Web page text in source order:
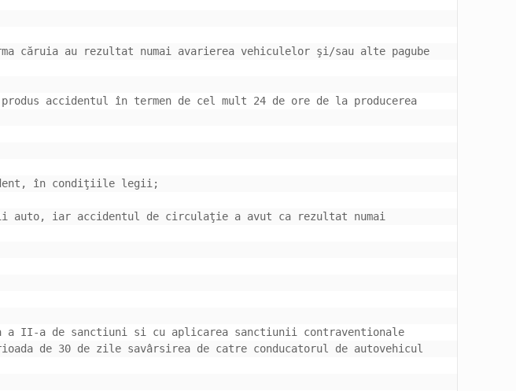
căruia au rezultat numai avarierea vehiculelor şi/sau alte pagube
accidentul în termen de cel mult 24 de ore de la producerea
iar accidentul de circulaţie a avut ca rezultat numai
a II-a de sanctiuni si cu aplicarea sanctiunii contraventionale
de 30 de zile savârsirea de catre conducatorul de autovehicul